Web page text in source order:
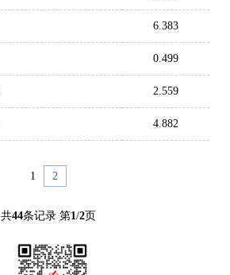
6.383
0.499
2.559
4.882
1 2
共44条记录 第1/2页